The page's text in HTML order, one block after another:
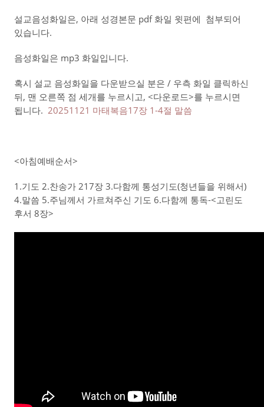
설교음성화일은, 아래 성경본문 pdf 화일 윗편에 첨부되어
있습니다.
음성화일은 mp3 화일입니다.
혹시 설교 음성화일을 다운받으실 분은 / 우측 화일 클릭하신
뒤, 맨 오른쪽 점 세개를 누르시고, <다운로드>를 누르시면
됩니다. 20251121 마태복음17장 1-4절 말씀
<아침예배순서>
1.기도 2.찬송가 217장 3.다함께 통성기도(청년들을 위해서)
4.말씀 5.주님께서 가르쳐주신 기도 6.다함께 통독-<고린도
후서 8장>